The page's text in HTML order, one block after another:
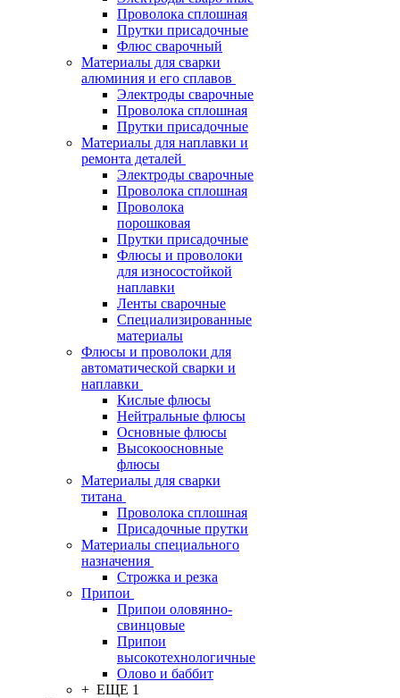
Проволока сплошная
Прутки присадочные
Флюс сварочный
Материалы для сварки
алюминия и его сплавов
Электроды сварочные
Проволока сплошная
Прутки присадочные
Материалы для наплавки и
ремонта деталей
Электроды сварочные
Проволока сплошная
Проволока
порошковая
Прутки присадочные
Флюсы и проволоки
для износостойкой
наплавки
Ленты сварочные
Специализированные
материалы
Флюсы и проволоки для
автоматической сварки и
наплавки
Кислые флюсы
Нейтральные флюсы
Основные флюсы
Высокоосновные
флюсы
Материалы для сварки
титана
Проволока сплошная
Присадочные прутки
Материалы специального
назначения
Строжка и резка
Припои
Припои оловянно-
свинцовые
Припои
высокотехнологичные
Олово и баббит
+ ЕЩЕ 1